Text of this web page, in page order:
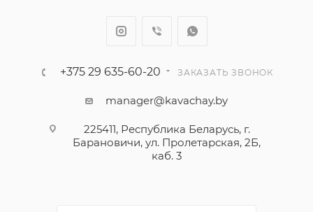
+375 29 635-60-20 ЗАКАЗАТЬ ЗВОНОК
manager@kavachay.by
225411, Республика Беларусь, г.
Барановичи, ул. Пролетарская, 2Б,
каб. 3